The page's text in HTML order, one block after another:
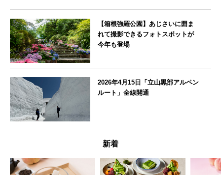
【箱根強羅公園】あじさいに囲ま
れて撮影できるフォトスポットが
今年も登場
2026年4月15日「立山黒部アルペン
ルート」全線開通
新着